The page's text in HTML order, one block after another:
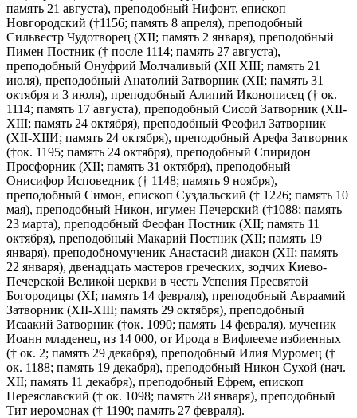
память 21 августа), преподобный Нифонт, епископ
Новгородский (†1156; память 8 апреля), преподобный
Сильвестр Чудотворец (XII; память 2 января), преподобный
Пимен Постник († после 1114; память 27 августа),
преподобный Онуфрий Молчаливый (XII XIII; память 21
июля), преподобный Анатолий Затворник (XII; память 31
октября и 3 июля), преподобный Алипий Иконописец († ок.
1114; память 17 августа), преподобный Сисой Затворник (XII-
XIII; память 24 октября), преподобный Феофил Затворник
(ХII-ХIIИ; память 24 октября), преподобный Арефа Затворник
(†ок. 1195; память 24 октября), преподобный Спиридон
Просфорник (XII; память 31 октября), преподобный
Онисифор Исповедник († 1148; память 9 ноября),
преподобный Симон, епископ Суздальский († 1226; память 10
мая), преподобный Никон, игумен Печерский (†1088; память
23 марта), преподобный Феофан Постник (XII; память 11
октября), преподобный Макарий Постник (XII; память 19
января), преподобномученик Анастасий диакон (XII; память
22 января), двенадцать мастеров греческих, зодчих Киево-
Печерской Великой церкви в честь Успения Пресвятой
Богородицы (XI; память 14 февраля), преподобный Авраамий
Затворник (ХII-ХIII; память 29 октября), преподобный
Исаакий Затворник (†ок. 1090; память 14 февраля), мученик
Иоанн младенец, из 14 000, от Ирода в Вифлееме избиенных
(† ок. 2; память 29 декабря), преподобный Илия Муромец (†
ок. 1188; память 19 декабря), преподобный Никон Сухой (нач.
XII; память 11 декабря), преподобный Ефрем, епископ
Переяславский († ок. 1098; память 28 января), преподобный
Тит иеромонах († 1190; память 27 февраля).